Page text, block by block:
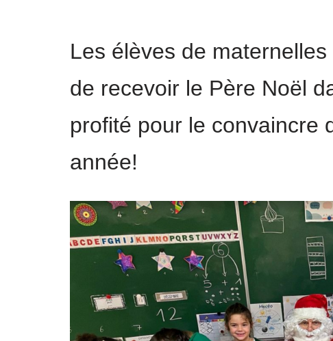
Les élèves de
de recevoir le Père Noël
profité pour le convaincre
année!